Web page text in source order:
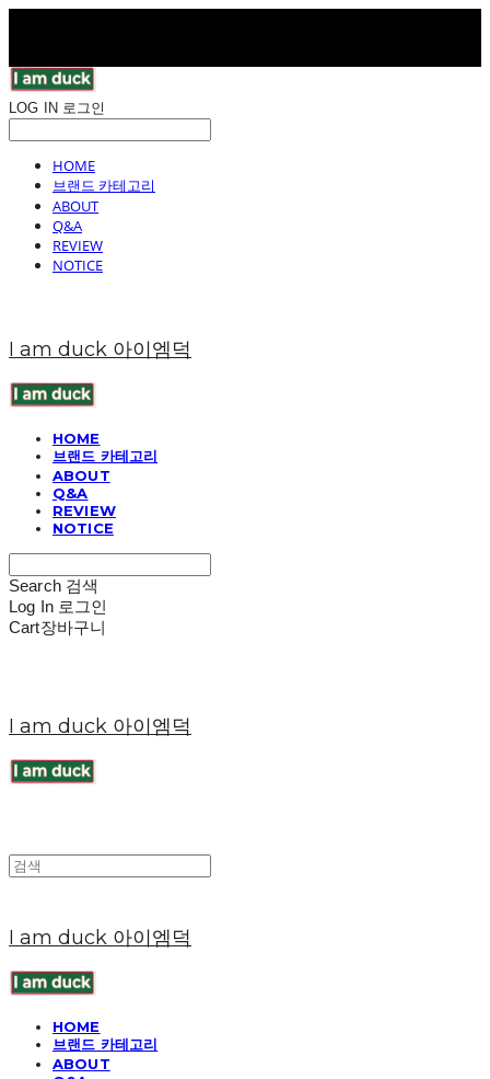
LOG IN 로그인
HOME
브랜드 카테고리
ABOUT
Q&A
REVIEW
NOTICE
I am duck 아이엠덕
HOME
브랜드 카테고리
ABOUT
Q&A
REVIEW
NOTICE
Search 검색
Log In 로그인
Cart장바구니
I am duck 아이엠덕
I am duck 아이엠덕
HOME
브랜드 카테고리
ABOUT